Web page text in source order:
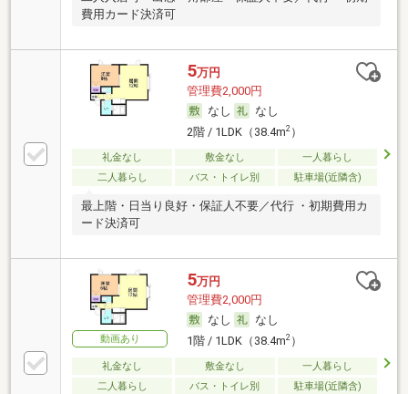
費用カード決済可
5万円
管理費2,000円
なし
なし
2階 / 1LDK（38.4m2）
礼金なし 敷金なし
一人暮らし
二人暮らし
バス・トイレ別 駐車場(近隣含)
最上階・日当り良好・保証人不要／代行 ・初期費用カ
ード決済可
動画あり
5万円
管理費2,000円
なし
なし
1階 / 1LDK（38.4m2）
礼金なし 敷金なし
一人暮らし
二人暮らし
バス・トイレ別 駐車場(近隣含)